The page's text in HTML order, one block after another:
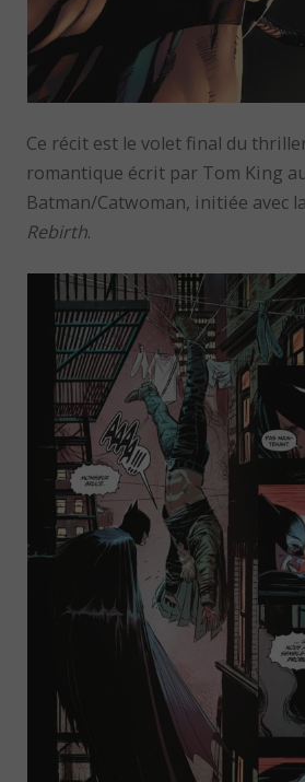
Ce récit est le volet final du
romantique écrit par Tom King
Batman/Catwoman, initiée avec
Rebirth.